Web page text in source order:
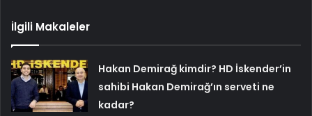
İlgili Makaleler
Hakan Demirağ kimdir? HD İskender’in
sahibi Hakan Demirağ’ın serveti ne
kadar?